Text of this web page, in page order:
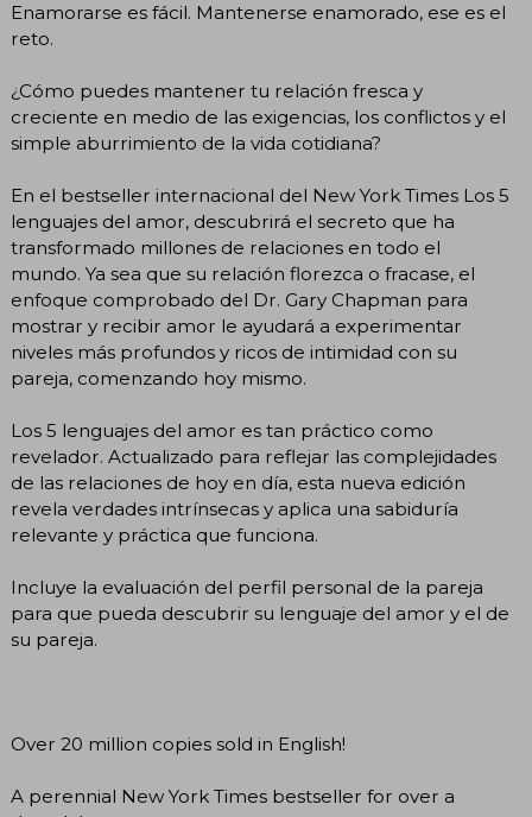
Enamorarse es fácil. Mantenerse enamorado, ese es el
reto.
¿Cómo puedes mantener tu relación fresca y
creciente en medio de las exigencias, los conflictos y el
simple aburrimiento de la vida cotidiana?
En el bestseller internacional del New York Times Los 5
lenguajes del amor, descubrirá el secreto que ha
transformado millones de relaciones en todo el
mundo. Ya sea que su relación florezca o fracase, el
enfoque comprobado del Dr. Gary Chapman para
mostrar y recibir amor le ayudará a experimentar
niveles más profundos y ricos de intimidad con su
pareja, comenzando hoy mismo.
Los 5 lenguajes del amor es tan práctico como
revelador. Actualizado para reflejar las complejidades
de las relaciones de hoy en día, esta nueva edición
revela verdades intrínsecas y aplica una sabiduría
relevante y práctica que funciona.
Incluye la evaluación del perfil personal de la pareja
para que pueda descubrir su lenguaje del amor y el de
su pareja.
Over 20 million copies sold in English!
A perennial New York Times bestseller for over a